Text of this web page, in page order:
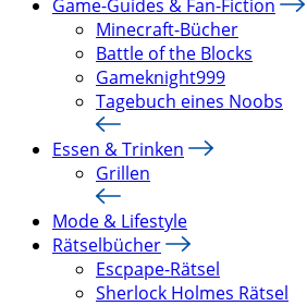
Game-Guides & Fan-Fiction
Minecraft-Bücher
Battle of the Blocks
Gameknight999
Tagebuch eines Noobs
Essen & Trinken
Grillen
Mode & Lifestyle
Rätselbücher
Escpape-Rätsel
Sherlock Holmes Rätsel